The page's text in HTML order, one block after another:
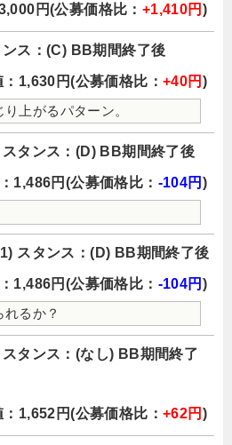
円(公募価格比： +1,410円 )
ス：(C) BB期間終了後
1,630円(公募価格比： +40円 )
上がるパターン。
タンス：(D) BB期間終了後
1,486円(公募価格比： -104円 )
スタンス：(D) BB期間終了後
1,486円(公募価格比： -104円 )
るか？
タンス：(なし) BB期間終了
1,652円(公募価格比： +62円 )